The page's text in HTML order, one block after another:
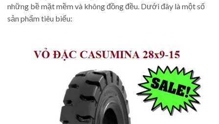
những bề mặt mềm và không đồng đều. Dưới đây là một số
sản phẩm tiêu biểu: